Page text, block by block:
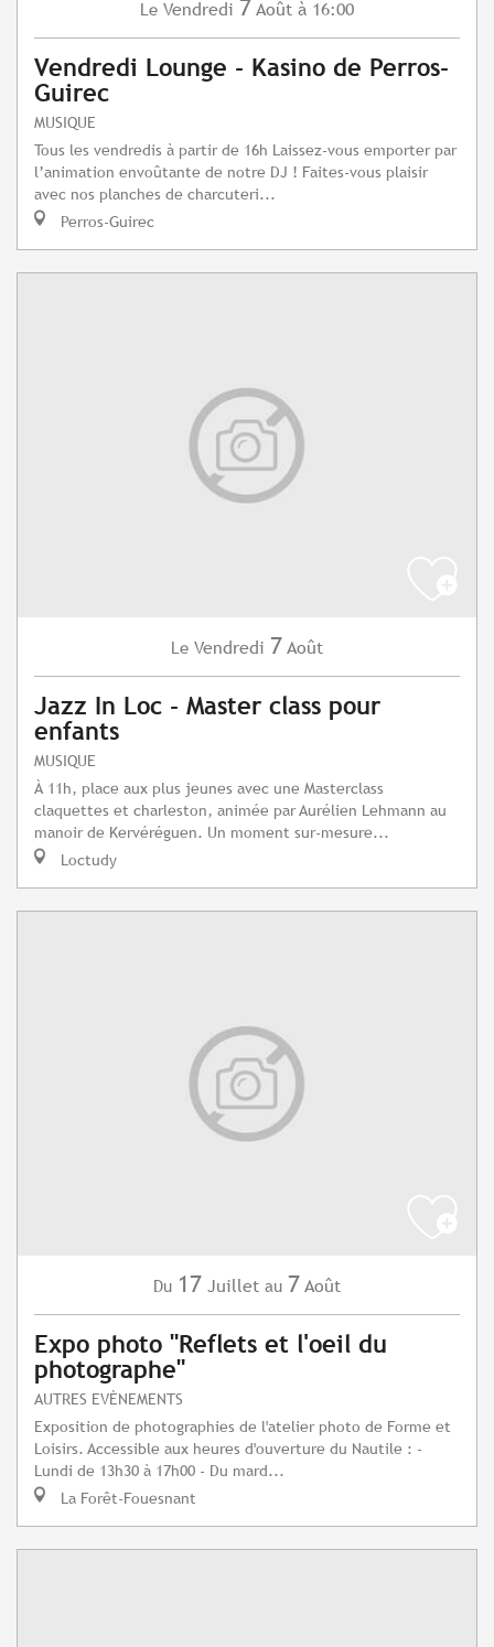
Le Vendredi 7 Août à 16:00
Vendredi Lounge - Kasino de Perros-
Guirec
MUSIQUE
Tous les vendredis à partir de 16h Laissez-vous emporter par
l’animation envoûtante de notre DJ ! Faites-vous plaisir
avec nos planches de charcuteri...
Perros-Guirec
Le Vendredi 7 Août
Jazz In Loc - Master class pour
enfants
MUSIQUE
À 11h, place aux plus jeunes avec une Masterclass
claquettes et charleston, animée par Aurélien Lehmann au
manoir de Kervéréguen. Un moment sur-mesure...
Loctudy
Du 17 Juillet au 7 Août
Expo photo "Reflets et l'oeil du
photographe"
AUTRES EVÈNEMENTS
Exposition de photographies de l'atelier photo de Forme et
Loisirs. Accessible aux heures d'ouverture du Nautile : -
Lundi de 13h30 à 17h00 - Du mard...
La Forêt-Fouesnant